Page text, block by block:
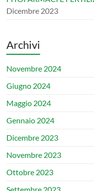
Dicembre 2023
Archivi
Novembre 2024
Giugno 2024
Maggio 2024
Gennaio 2024
Dicembre 2023
Novembre 2023
Ottobre 2023